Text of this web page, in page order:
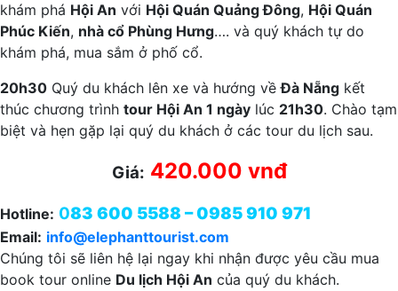
khám phá Hội An với Hội Quán Quảng Đông, Hội Quán
Phúc Kiến, nhà cổ Phùng Hưng…. và quý khách tự do
khám phá, mua sắm ở phố cổ.
20h30 Quý du khách lên xe và hướng vềĐà Nẵng kết
thúc chương trình tour Hội An 1 ngày lúc 21h30. Chào tạm
biệt và hẹn gặp lại quý du khách ở các tour du lịch sau.
Giá: 420.000 vnđ
Hotline: 083 600 5588 – 0985 910 971
Email: info@elephanttourist.com
Chúng tôi sẽ liên hệ lại ngay khi nhận được yêu cầu mua
book tour online Du lịch Hội An của quý du khách.